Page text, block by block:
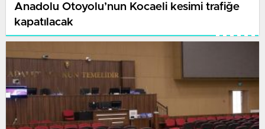
Anadolu Otoyolu’nun Kocaeli kesimi trafiğe
kapatılacak